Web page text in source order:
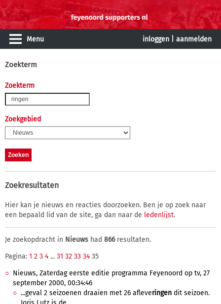
Menu inloggen aanmelden
Zoekterm
Zoekterm
Zoekgebied
Zoekresultaten
Hier kan je nieuws en reacties doorzoeken. Ben je op zoek naar
een bepaald lid van de site, ga dan naar de ledenlijst.
Je zoekopdracht in Nieuws had 866resultaten.
Pagina: 1 2 3 4 ... 31 32 33 34 35
Nieuws, Zaterdag eerste editie programma Feyenoord op tv, 27
september 2000, 00:34:46
...geval 2 seizoenen draaien met 26 afleveringen dit seizoen.